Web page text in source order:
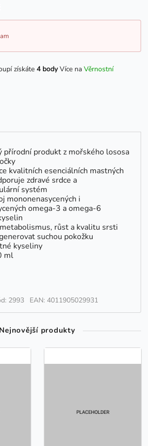
získáte 4 bodyVíce na Věrnostní
přírodní produkt z mořského lososa
kvalitních esenciálních mastných
zdravé srdce a
systém
mononenasycených i
omega-3 a omega-6
růst a kvalitu srsti
suchou pokožku
kyseliny
ml
2993 EAN: 4011905029931
Nejnovější produkty